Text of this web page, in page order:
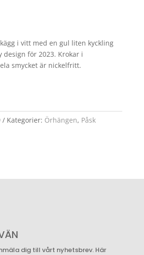
i vitt med en gul liten kyckling
för 2023. Krokar i
smycket är nickelfritt.
Kategorier: Örhängen, Påsk
dig till vårt nyhetsbrev. Här